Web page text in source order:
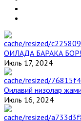
ОИЛАДА БАРАКА БОР!
Июль 17, 2024
Оилавий низолар
Июль 16, 2024